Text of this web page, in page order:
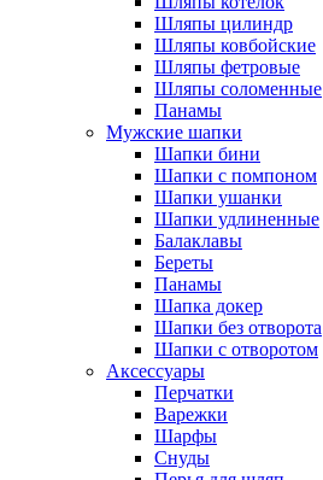
Шляпы цилиндр
Шляпы ковбойские
Шляпы фетровые
Шляпы соломенные
Панамы
Мужские шапки
Шапки бини
Шапки с помпоном
Шапки ушанки
Шапки удлиненные
Балаклавы
Береты
Панамы
Шапка докер
Шапки без отворота
Шапки с отворотом
Аксессуары
Перчатки
Варежки
Шарфы
Снуды